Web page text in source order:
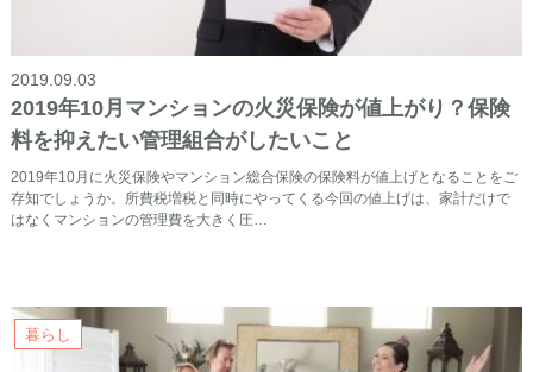
2019.09.03
2019年10月マンションの火災保険が値上がり？保険
料を抑えたい管理組合がしたいこと
2019年10月に火災保険やマンション総合保険の保険料が値上げとなることをご
存知でしょうか。所費税増税と同時にやってくる今回の値上げは、家計だけで
はなくマンションの管理費を大きく圧…
暮らし